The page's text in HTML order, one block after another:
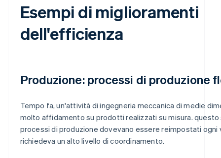
Esempi di miglioramenti
dell'efficienza
Produzione: processi di produzione
Tempo fa, un'attività di ingegneria meccanica di medie
molto affidamento su prodotti realizzati su misura. questo
processi di produzione dovevano essere reimpostati ogni
richiedeva un alto livello di coordinamento.